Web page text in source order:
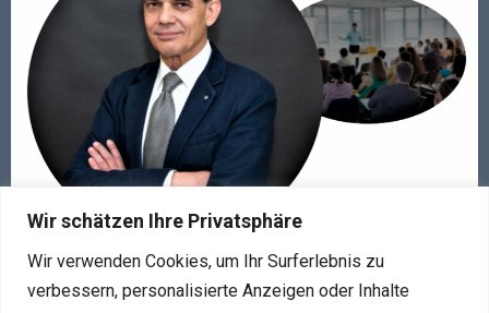
Wir schätzen Ihre Privatsphäre
Wir verwenden Cookies, um Ihr Surferlebnis zu
verbessern, personalisierte Anzeigen oder Inhalte